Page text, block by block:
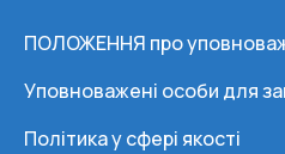
ПОЛОЖЕННЯ про
Уповноважені особи для
Політика у сфері якості